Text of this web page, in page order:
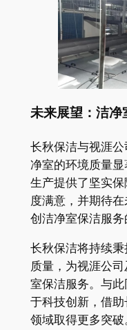
未来展望：洁净
长秋保洁与视涯
净室的环境质量
生产提供了坚实
度满意，并期待
创洁净室保洁服务
长秋保洁将持续
质量，为视涯公
室保洁服务。与
于科技创新，借
领域取得更多突破